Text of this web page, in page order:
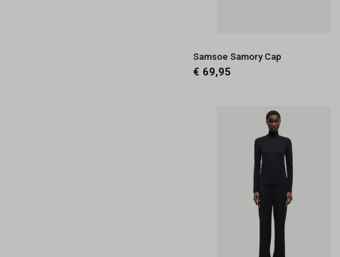
Samsoe Samory Cap
€ 69,95